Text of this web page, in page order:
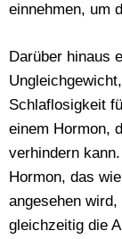
einnehmen, um
Darüber hinaus
Schlaflosigkeit
einem Hormon,
verhindern
Hormon, das
angesehen
gleichzeitig die